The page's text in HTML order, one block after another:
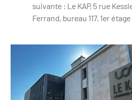
suivante : Le KAP, 5 rue
Ferrand, bureau 117, 1er étage